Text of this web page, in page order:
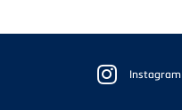
Instagram